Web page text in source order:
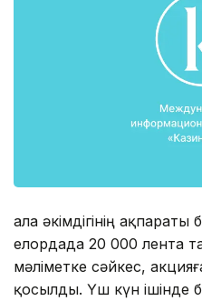
Қала әкімдігінің
елордада 20 000 лента
мәліметке сәйкес,
қосылды. Үш күн ішінде